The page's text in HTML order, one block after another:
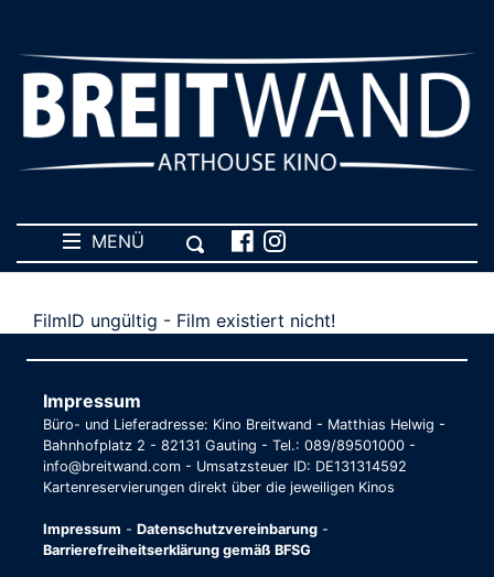
MENÜ
FilmID ungültig - Film existiert nicht!
Impressum
Büro- und Lieferadresse: Kino Breitwand - Matthias Helwig -
Bahnhofplatz 2 - 82131 Gauting - Tel.: 089/89501000 -
info@breitwand.com - Umsatzsteuer ID: DE131314592
Kartenreservierungen direkt über die jeweiligen Kinos
Impressum - Datenschutzvereinbarung -
Barrierefreiheitserklärung gemäß BFSG